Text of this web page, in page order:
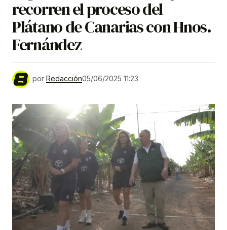
recorren el proceso del
Plátano de Canarias con Hnos.
Fernández
por Redacción05/06/2025 11:23